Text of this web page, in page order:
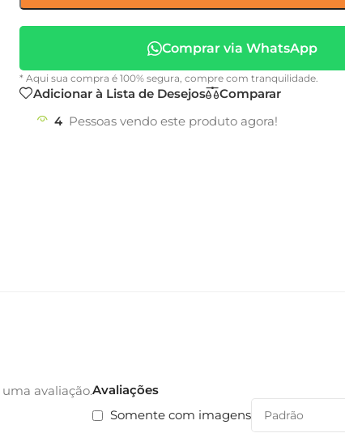
Comprar via WhatsApp
* Aqui sua compra é 100% segura, compre com tranquilidade.
Adicionar à Lista de Desejos
Comparar
4 Pessoas vendo este produto agora!
Avaliações
Somente com imagens
avaliação.